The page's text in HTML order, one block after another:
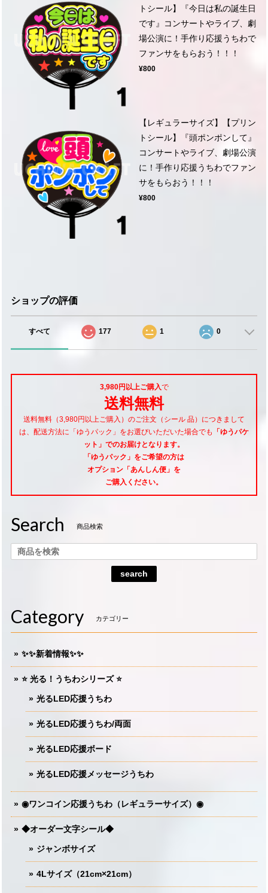
トシール】『今日は私の誕生日
です』コンサートやライブ、劇
場公演に！手作り応援うちわで
ファンサをもらおう！！！
¥800
【レギュラーサイズ】【プリン
トシール】『頭ポンポンして』
コンサートやライブ、劇場公演
に！手作り応援うちわでファン
サをもらおう！！！
¥800
ショップの評価
すべて 177 1 0
3,980円以上ご購入で
送料無料
送料無料（3,980円以上ご購入）のご注文（シール 品）につきまして
は、配送方法に「ゆうパック」をお選びいただいた場合でも
「ゆうパケ
ット」でのお届けとなります。
「ゆうパック」をご希望の方は
オプション「あんしん便」 を
ご購入ください。
Search 商品検索
search
Category カテゴリー
✨✨新着情報✨✨
⭐️ 光る！うちわシリーズ ⭐️
光るLED応援うちわ
光るLED応援うちわ/両面
光るLED応援ボード
光るLED応援メッセージうちわ
◉ワンコイン応援うちわ（レギュラーサイズ）◉
◆オーダー文字シール◆
ジャンボサイズ
4Lサイズ（21cm×21cm）